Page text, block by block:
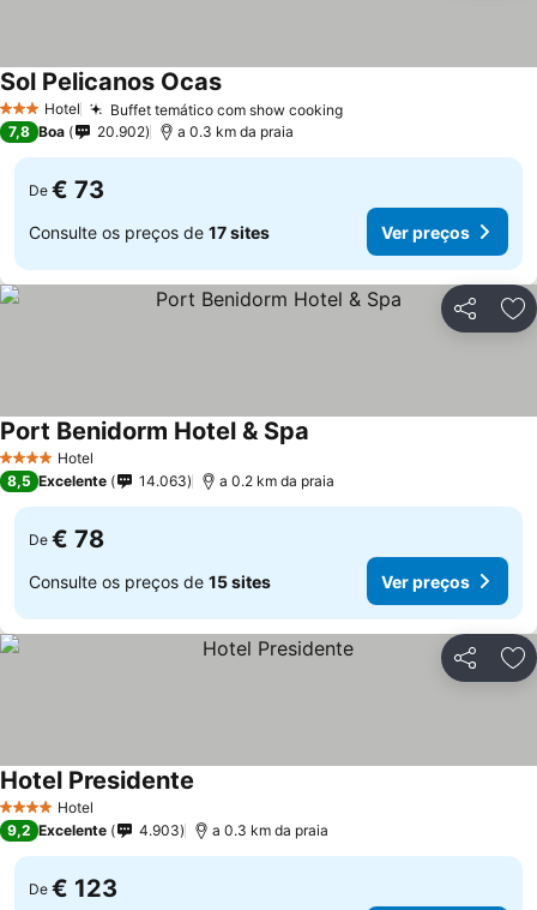
3 EstrelasHotel Buffet temático com show cookingVer preços
Sol Pelicanos OcasVer preços
7,8 Boa 20.902 a 0.3 km da praia
De € 73
Consulte os preços de 17 sites Ver preços
Partilhar
4 EstrelasHotel
Port Benidorm Hotel & Spa
8,5 Excelente 14.063 a 0.2 km da praia
De € 78
Consulte os preços de 15 sites Ver preços
Partilhar
4 EstrelasHotel
Hotel Presidente
9,2 Excelente 4.903 a 0.3 km da praia
De € 123